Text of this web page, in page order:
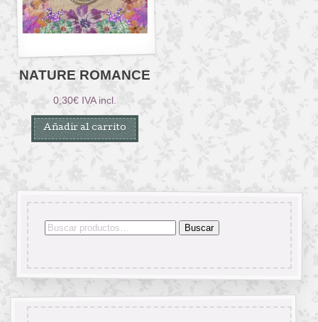
NATURE ROMANCE
0,30€ IVA incl.
Añadir al carrito
Buscar
Buscar